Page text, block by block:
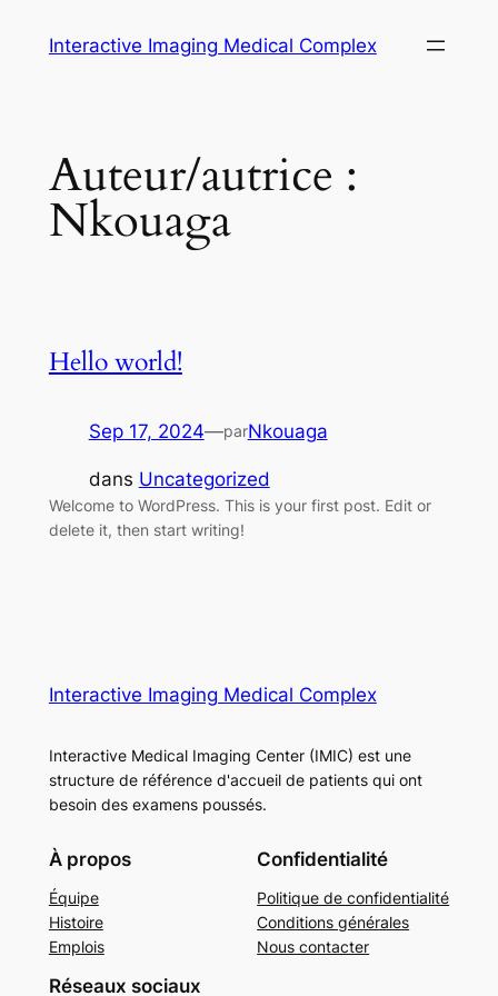
Interactive Imaging Medical Complex
Auteur/autrice :
Nkouaga
Hello world!
Sep 17, 2024—parNkouaga
dans Uncategorized
Welcome to WordPress. This is your first post. Edit or
delete it, then start writing!
Interactive Imaging Medical Complex
Interactive Medical Imaging Center (IMIC) est une
structure de référence d'accueil de patients qui ont
besoin des examens poussés.
À propos
Équipe
Histoire
Emplois
Confidentialité
Politique de confidentialité
Conditions générales
Nous contacter
Réseaux sociaux